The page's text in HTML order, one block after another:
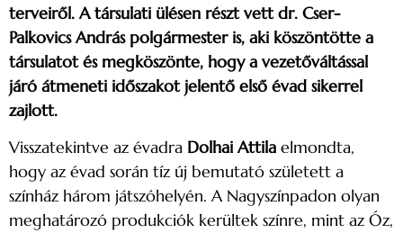
terveiről. A társulati ülésen részt vett dr. Cser-
Palkovics András polgármester is, aki köszöntötte a
társulatot és megköszönte, hogy a vezetőváltással
járó átmeneti időszakot jelentő első évad sikerrel
zajlott.
Visszatekintve az évadra Dolhai Attila elmondta,
hogy az évad során tíz új bemutató született a
színház három játszóhelyén. A Nagyszínpadon olyan
meghatározó produkciók kerültek színre, mint az Óz,